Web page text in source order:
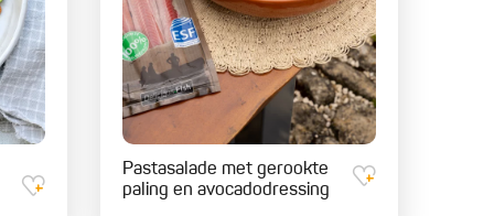
Pastasalade met gerookte
paling en avocadodressing